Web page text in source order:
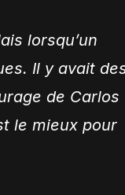
lorsqu’un
Il y avait
de Carlos
le mieux pour